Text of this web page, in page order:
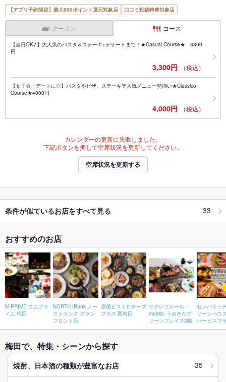
【アプリ予約限定】最大800ポイント還元対象店 口コミ投稿特典対象店
クーポン コース
【当日OK♪】大人気のパスタ＆ステーキ+デザートまで！★Casual Course★ 3300
円
3,300円 （税込）
【女子会・デートに◎】パスタやピザ、ステーキ等人気メニュー勢揃い★Classico
Course★4000円
4,000円 （税込）
カレンダーの更新に失敗しました。
下記ボタンを押して空席状況を更新してください。
空席状況を更新する
条件が似ているお店をすべて見る 33
おすすめのお店
M PRIME エムプラ
イム 梅田
NORTH tRunk ノー
ストランク グラン
フロント店
原価ビストロチーズ
プラス 西梅田
サクレフルール -
makibi- うめきたグ
リーンプレイス3階
センバキッ
リーンハウ
ハービスプ
梅田で、特集・シーンから探す
焼酎、日本酒の種類が豊富なお店 35